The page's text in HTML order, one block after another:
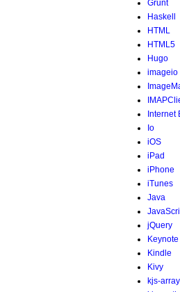
Grunt
Haskell
HTML
HTML5
Hugo
imageio
Internet
Io
iOS
iPad
iPhone
iTunes
Java
jQuery
Keynote
Kindle
Kivy
kjs-array